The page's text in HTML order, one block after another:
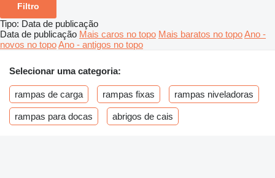
Filtro
Tipo: Data de publicação
Data de publicação Mais caros no topo Mais baratos no topoAno -
novos no topoAno - antigos no topo
Selecionar uma categoria:
rampas de carga rampas fixas rampas niveladoras
rampas para docas abrigos de cais